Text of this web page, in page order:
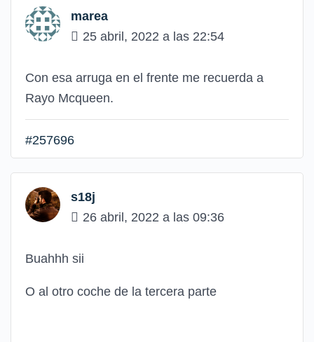
marea
25 abril, 2022 a las 22:54
Con esa arruga en el frente me recuerda a
Rayo Mcqueen.
#257696
s18j
26 abril, 2022 a las 09:36
Buahhh sii
O al otro coche de la tercera parte